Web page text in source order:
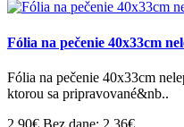
Fólia na pečenie 40x33cm
Fólia na pečenie 40x33cm
ktorou sa pripravované&nb..
2.90€ Bez dane: 2.36€